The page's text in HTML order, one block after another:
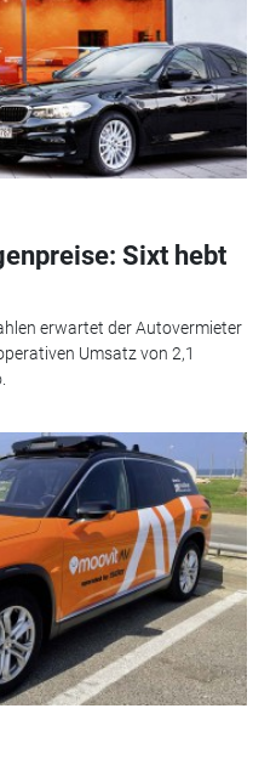
Sixt hebt
erwartet der Autovermieter
Umsatz von 2,1